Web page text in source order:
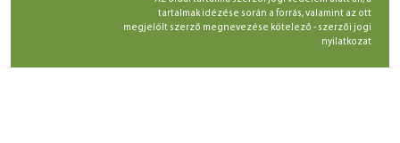
tartalmak idézése során a forrás, valamint az ott
megjelölt szerző megnevezése kötelező - szerzői jogi
nyilatkozat